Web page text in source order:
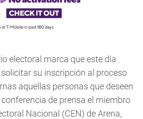
electoral marca que este día
su inscripción al proceso
aquellas personas que deseen
de prensa el miembro
Nacional (CEN) de Arena,